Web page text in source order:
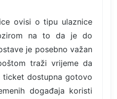
ovisi o tipu ulaznice
na to da je do
je posebno važan
traži vrijeme da
ticket dostupna gotovo
događaja koristi